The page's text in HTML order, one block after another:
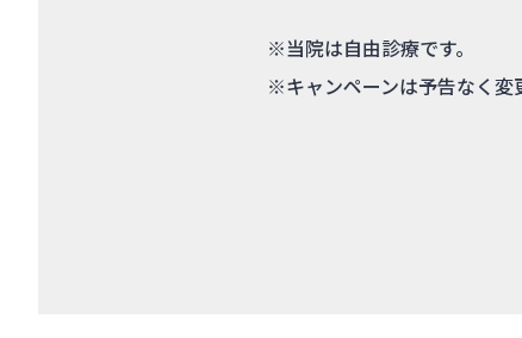
※当院は自由診療です。
※キャンペーンは予告なく変